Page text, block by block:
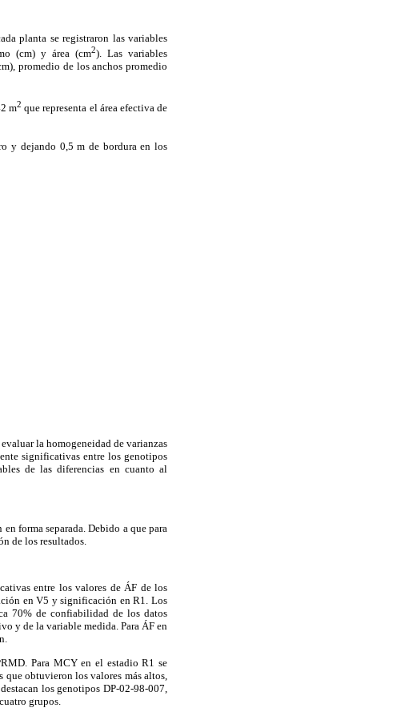
planta se registraron las variables
(cm) y área (cm2). Las variables
promedio de los anchos promedio
m2 que representa el área efectiva de
y dejando 0,5 m de bordura en los
evaluar la homogeneidad de varianzas
significativas entre los genotipos
de las diferencias en cuanto al
forma separada. Debido a que para
de los resultados.
entre los valores de ÁF de los
en V5 y significación en R1. Los
70% de confiabilidad de los datos
y de la variable medida. Para ÁF en
Para MCY en el estadio R1 se
que obtuvieron los valores más altos,
los genotipos DP-02-98-007,
grupos.